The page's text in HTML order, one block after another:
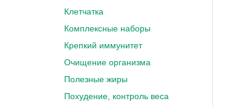
Клетчатка
Комплексные наборы
Крепкий иммунитет
Очищение организма
Полезные жиры
Похудение, контроль веса